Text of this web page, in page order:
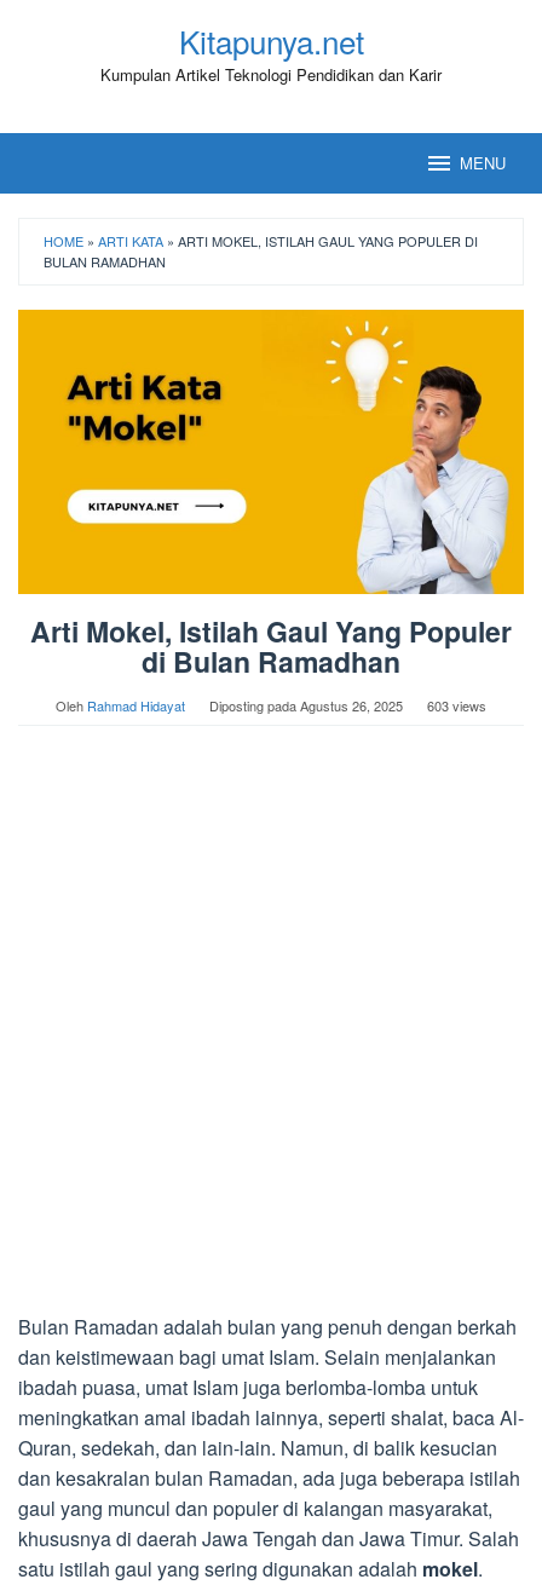
Kitapunya.net
Kumpulan Artikel Teknologi Pendidikan dan Karir
MENU
HOME » ARTI KATA » ARTI MOKEL, ISTILAH GAUL YANG POPULER DI
BULAN RAMADHAN
Arti Mokel, Istilah Gaul Yang Populer
di Bulan Ramadhan
Oleh Rahmad Hidayat Diposting padaAgustus 26, 2025 603 views
Bulan Ramadan adalah bulan yang penuh dengan berkah
dan keistimewaan bagi umat Islam. Selain menjalankan
ibadah puasa, umat Islam juga berlomba-lomba untuk
meningkatkan amal ibadah lainnya, seperti shalat, baca Al-
Quran, sedekah, dan lain-lain. Namun, di balik kesucian
dan kesakralan bulan Ramadan, ada juga beberapa istilah
gaul yang muncul dan populer di kalangan masyarakat,
khususnya di daerah Jawa Tengah dan Jawa Timur. Salah
satu istilah gaul yang sering digunakan adalah mokel.